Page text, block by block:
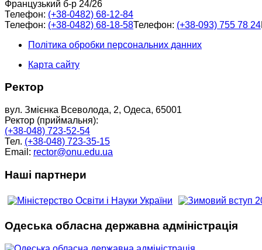
Французький б-р 24/26
Телефон: (+38-0482) 68-12-84
Телефон: (+38-0482) 68-18-58Телефон: (+38-093) 755 78 24
Політика обробки персональних данних
Карта сайту
Ректор
вул. Змієнка Всеволода, 2, Одеса, 65001
Ректор (приймальня):
(+38-048) 723-52-54
Тел. (+38-048) 723-35-15
Email: rector@onu.edu.ua
Наші партнери
Одеська обласна державна адміністрація